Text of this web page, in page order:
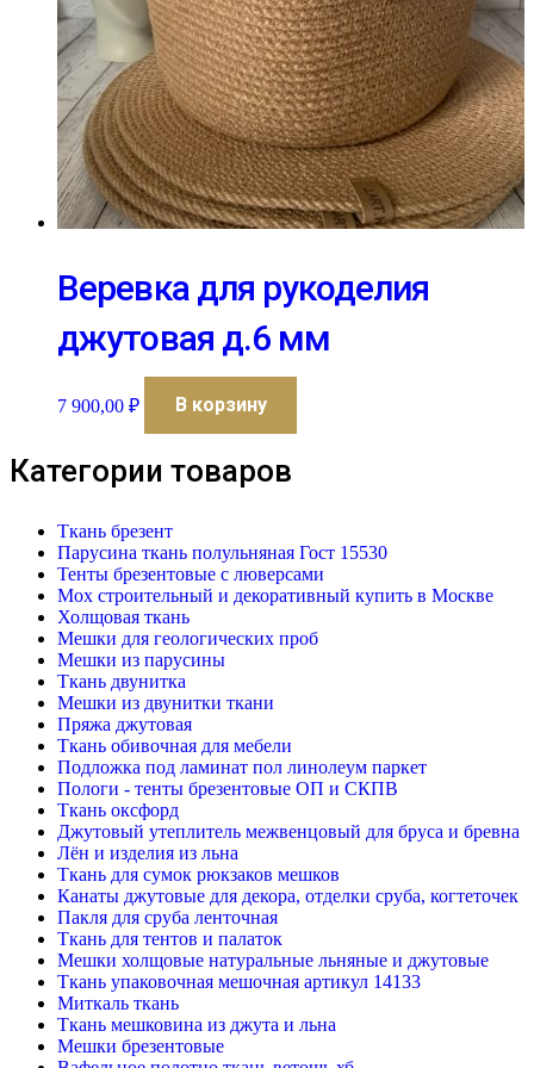
Веревка для рукоделия
джутовая д.6 мм
7 900,00 ₽ В корзину
Категории товаров
Ткань брезент
Парусина ткань полульняная Гост 15530
Тенты брезентовые с люверсами
Мох строительный и декоративный купить в Москве
Холщовая ткань
Мешки для геологических проб
Мешки из парусины
Ткань двунитка
Мешки из двунитки ткани
Пряжа джутовая
Ткань обивочная для мебели
Подложка под ламинат пол линолеум паркет
Пологи - тенты брезентовые ОП и СКПВ
Ткань оксфорд
Джутовый утеплитель межвенцовый для бруса и бревна
Лён и изделия из льна
Ткань для сумок рюкзаков мешков
Канаты джутовые для декора, отделки сруба, когтеточек
Пакля для сруба ленточная
Ткань для тентов и палаток
Мешки холщовые натуральные льняные и джутовые
Ткань упаковочная мешочная артикул 14133
Миткаль ткань
Ткань мешковина из джута и льна
Мешки брезентовые